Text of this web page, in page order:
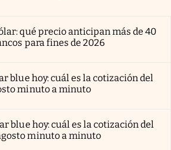
qué precio anticipan más de 40
para fines de 2026
blue hoy: cuál es la cotización del
minuto a minuto
blue hoy: cuál es la cotización del
minuto a minuto